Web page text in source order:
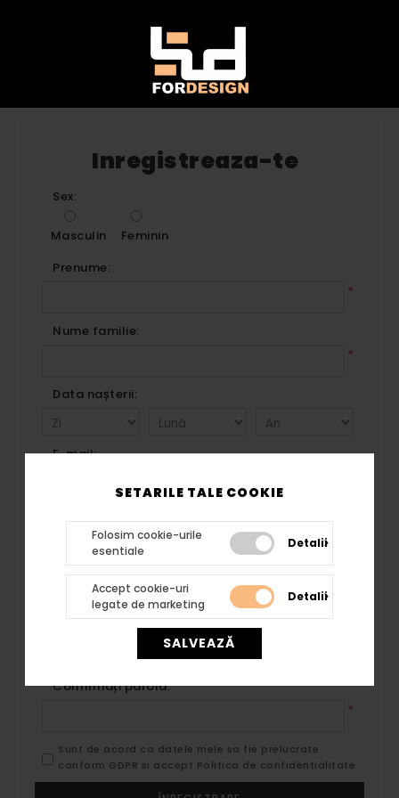
SETARILE TALE COOKIE
Folosim cookie-urile
esentiale
Detalii
Accept cookie-uri
legate de marketing
Detalii
SALVEAZĂ
Inregistreaza-te
Sex:
Masculin
Feminin
Prenume:
*
Nume familie:
*
Data nașterii:
E-mail:
Nume companie:
Buletin electronic:
Parolă:
Confirmați parola:
*
Sunt de acord ca datele mele sa fie prelucrate
conform GDPR si accept Politica de confidentialitate